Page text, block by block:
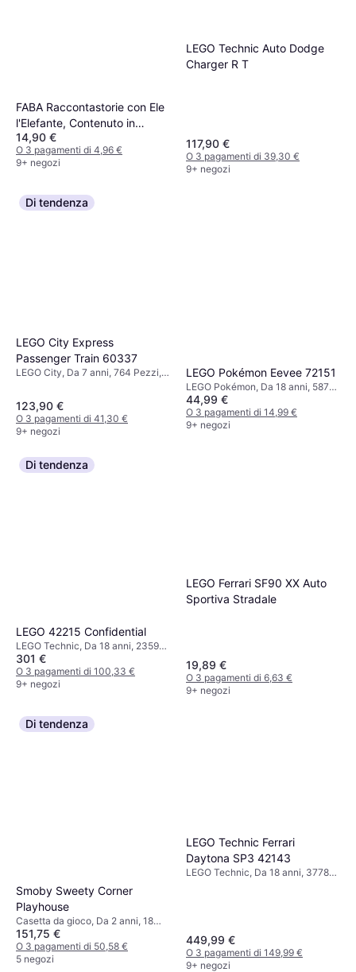
FABA Raccontastorie con Ele
l'Elefante, Contenuto in
Italiano
14,90 €
O 3 pagamenti di 4,96 €
9+ negozi
LEGO Technic Auto Dodge
Charger R T
117,90 €
O 3 pagamenti di 39,30 €
9+ negozi
Di tendenza
LEGO City Express
Passenger Train 60337
LEGO City, Da 7 anni, 764 Pezzi,
123,90 €
O 3 pagamenti di 41,30 €
9+ negozi
LEGO Pokémon Eevee 72151
LEGO Pokémon, Da 18 anni, 587
Pezzi, 1 pcs
44,99 €
O 3 pagamenti di 14,99 €
9+ negozi
Di tendenza
LEGO 42215 Confidential
LEGO Technic, Da 18 anni, 2359
Pezzi
301 €
O 3 pagamenti di 100,33 €
9+ negozi
LEGO Ferrari SF90 XX Auto
Sportiva Stradale
19,89 €
O 3 pagamenti di 6,63 €
9+ negozi
Di tendenza
Smoby Sweety Corner
Playhouse
Casetta da gioco, Da 2 anni, 18
Pezzi
151,75 €
O 3 pagamenti di 50,58 €
5 negozi
LEGO Technic Ferrari
Daytona SP3 42143
LEGO Technic, Da 18 anni, 3778
449,99 €
O 3 pagamenti di 149,99 €
9+ negozi